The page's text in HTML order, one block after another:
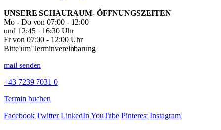
UNSERE SCHAURAUM- ÖFFNUNGSZEITEN
Mo - Do von 07:00 - 12:00
und 12:45 - 16:30 Uhr
Fr von 07:00 - 12:00 Uhr
Bitte um Terminvereinbarung
mail senden
+43 7239 7031 0
Termin buchen
Facebook Twitter LinkedInYouTube Pinterest Instagram